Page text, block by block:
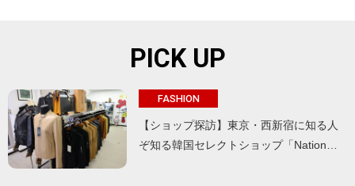
PICK UP
FASHION
【ショップ探訪】東京・西新宿に知る人
ぞ知る韓国セレクトショップ「Nation…